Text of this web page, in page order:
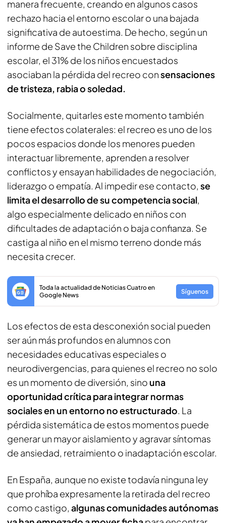
manera frecuente, creando en algunos casos
rechazo hacia el entorno escolar o una bajada
significativa de autoestima. De hecho, según un
informe de Save the Children sobre disciplina
escolar, el 31% de los niños encuestados
asociaban la pérdida del recreo consensaciones
de tristeza, rabia o soledad.
Socialmente, quitarles este momento también
tiene efectos colaterales: el recreo es uno de los
pocos espacios donde los menores pueden
interactuar libremente, aprenden a resolver
conflictos y ensayan habilidades de negociación,
liderazgo o empatía. Al impedir ese contacto, se
limita el desarrollo de su competencia social,
algo especialmente delicado en niños con
dificultades de adaptación o baja confianza. Se
castiga al niño en el mismo terreno donde más
necesita crecer.
Toda la actualidad de Noticias Cuatro en
Google News
Síguenos
Los efectos de esta desconexión social pueden
ser aún más profundos en alumnos con
necesidades educativas especiales o
neurodivergencias, para quienes el recreo no solo
es un momento de diversión, sino una
oportunidad crítica para integrar normas
sociales en un entorno no estructurado. La
pérdida sistemática de estos momentos puede
generar un mayor aislamiento y agravar síntomas
de ansiedad, retraimiento o inadaptación escolar.
En España, aunque no existe todavía ninguna ley
que prohíba expresamente la retirada del recreo
como castigo, algunas comunidades autónomas